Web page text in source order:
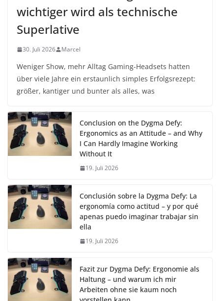
wichtiger wird als technische
Superlative
30. Juli 2026 Marcel
Weniger Show, mehr Alltag Gaming-Headsets hatten
über viele Jahre ein erstaunlich simples Erfolgsrezept:
größer, kantiger und bunter als alles, was
Conclusion on the Dygma Defy:
Ergonomics as an Attitude – and Why
I Can Hardly Imagine Working
Without It
19. Juli 2026
Conclusión sobre la Dygma Defy: La
ergonomía como actitud – y por qué
apenas puedo imaginar trabajar sin
ella
19. Juli 2026
Fazit zur Dygma Defy: Ergonomie als
Haltung – und warum ich mir
Arbeiten ohne sie kaum noch